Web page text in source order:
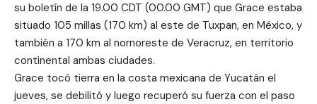
su boletín de la 19.00 CDT (00.00 GMT) que Grace estaba
situado 105 millas (170 km) al este de Tuxpan, en México, y
también a 170 km al nornoreste de Veracruz, en territorio
continental ambas ciudades.
Grace tocó tierra en la costa mexicana de Yucatán el
jueves, se debilitó y luego recuperó su fuerza con el paso